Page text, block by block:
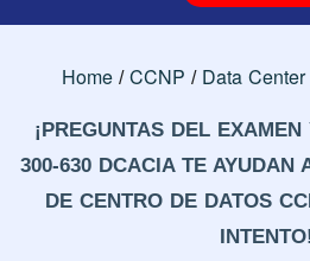
Home CCNP Data Center
¡PREGUNTAS DEL
300-630 DCACIA TE AYUDAN
DE CENTRO DE DATOS
INTENTO!